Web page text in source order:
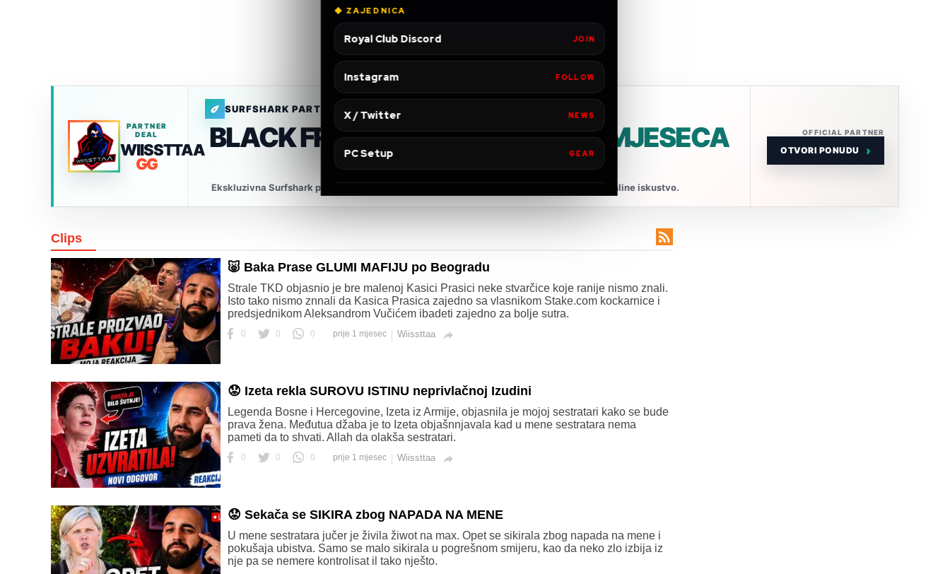
◆ ZAJEDNICA
Royal Club Discord JOIN
Instagram FOLLOW
X / Twitter NEWS
PC Setup GEAR
PARTNER
DEAL
WIISSTTAA
GG
SURFSHARK PARTNERSHIP
BLACK FRIDAY VPN PONUDA+ 4 MJESECA
GRATIS
Ekskluzivna Surfshark ponuda za Wiissttaa zajednicu — privatnije, sigurnije i stabilnije online iskustvo.
OFFICIAL PARTNER
OTVORI PONUDU ›
Clips 
🐷 Baka Prase GLUMI MAFIJU po Beogradu
Strale TKD objasnio je bre malenoj Kasici Prasici neke stvarčice koje ranije nismo znali.
Isto tako nismo znnali da Kasica Prasica zajedno sa vlasnikom Stake.com kockarnice i
predsjednikom Aleksandrom Vučićem ibadeti zajedno za bolje sutra.
0 0 0 prije 1 mjesec Wiissttaa 
😟 Izeta rekla SUROVU ISTINU neprivlačnoj Izudini
Legenda Bosne i Hercegovine, Izeta iz Armije, objasnila je mojoj sestratari kako se bude
prava žena. Međutua džaba je to Izeta objašnnjavala kad u mene sestratara nema
pameti da to shvati. Allah da olakša sestratari.
0 0 0 prije 1 mjesec Wiissttaa 
😟 Sekača se SIKIRA zbog NAPADA NA MENE
U mene sestratara jučer je živila žiwot na max. Opet se sikirala zbog napada na mene i
pokušaja ubistva. Samo se malo sikirala u pogrešnom smijeru, kao da neko zlo izbija iz
nje pa se nemere kontrolisat il tako nješto.